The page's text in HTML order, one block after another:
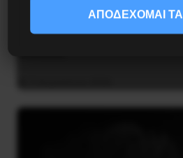
Η Eπανάσταση της 19
ΑΠΟΔΕΧΟΜΑΙ